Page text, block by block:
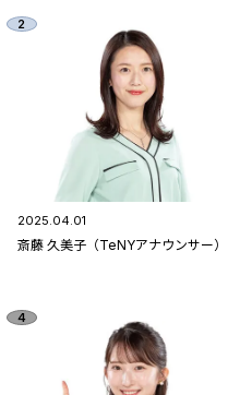
2025.04.01
斎藤 久美子（TeNYアナウンサー）